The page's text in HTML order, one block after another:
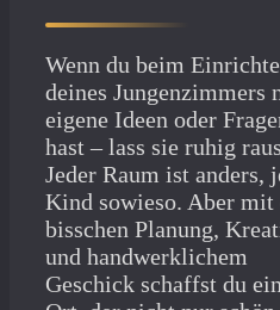
Wenn du beim
deines Jungenzimmers
eigene Ideen oder
hast – lass sie ruhig
Jeder Raum ist anders,
Kind sowieso. Aber mit
bisschen Planung,
und handwerklichem
Geschick schaffst du